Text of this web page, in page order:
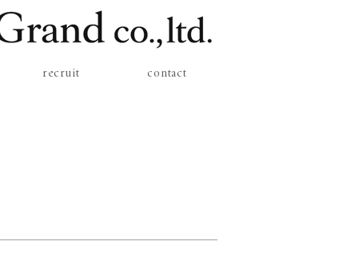
recruit contact